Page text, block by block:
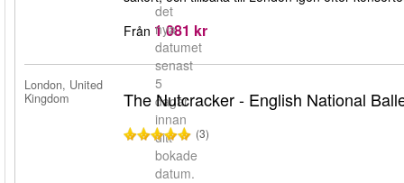
det
nya
datumet
senast
5
dagar
innan
ditt
bokade
datum.
Från 1 081 kr
London, United
Kingdom
The Nutcracker - English National
(3)